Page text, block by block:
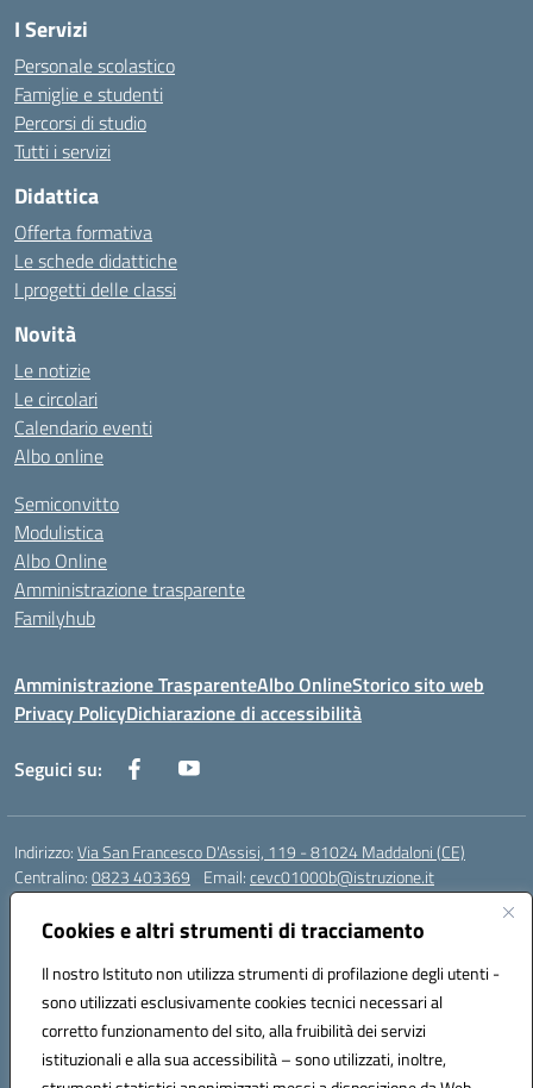
Cookies e altri strumenti di tracciamento
Il nostro Istituto non utilizza strumenti di profilazione degli utenti -
sono utilizzati esclusivamente cookies tecnici necessari al
corretto funzionamento del sito, alla fruibilità dei servizi
istituzionali e alla sua accessibilità – sono utilizzati, inoltre,
I Servizi
Personale scolastico
Famiglie e studenti
Percorsi di studio
Tutti i servizi
Didattica
Offerta formativa
Le schede didattiche
I progetti delle classi
Novità
Le notizie
Le circolari
Calendario eventi
Albo online
Semiconvitto
Modulistica
Albo Online
Amministrazione trasparente
Familyhub
Amministrazione TrasparenteAlbo OnlineStorico sito web
Privacy PolicyDichiarazione di accessibilità
Seguici su:
Indirizzo:Via San Francesco D'Assisi, 119 - 81024 Maddaloni (CE)
Centralino:0823 403369 Email:cevc01000b@istruzione.it
Posta elettronica certificata (PEC):
Codice fiscale: 80004990612 (Convitto) - 93044680614 (Scuole
Annesse)
Codice meccanografico:CEVC01000B
Codice Indice delle Pubbliche Amministrazioni (IPA): istsc_cevc01000b
Codice unico di fatturazione (CUF): ZUT1RT